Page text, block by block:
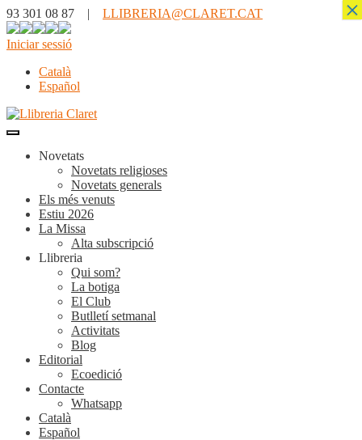
93 301 08 87 | LLIBRERIA@CLARET.CAT
Iniciar sessió
Català
Español
Novetats
Novetats religioses
Novetats generals
Els més venuts
Estiu 2026
La Missa
Alta subscripció
Llibreria
Qui som?
La botiga
El Club
Butlletí setmanal
Activitats
Blog
Editorial
Ecoedició
Contacte
Whatsapp
Català
Español
×